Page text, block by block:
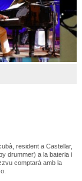
resident a Castellar,
drummer) a la bateria i
comptarà amb la